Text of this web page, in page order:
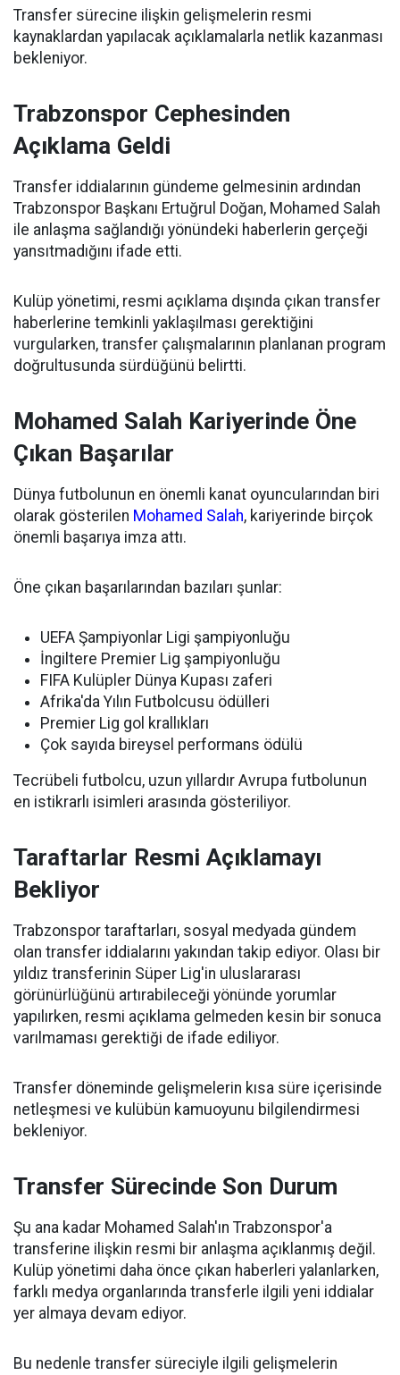
Transfer sürecine ilişkin gelişmelerin resmi
kaynaklardan yapılacak açıklamalarla netlik kazanması
bekleniyor.
Trabzonspor Cephesinden
Açıklama Geldi
Transfer iddialarının gündeme gelmesinin ardından
Trabzonspor Başkanı Ertuğrul Doğan, Mohamed Salah
ile anlaşma sağlandığı yönündeki haberlerin gerçeği
yansıtmadığını ifade etti.
Kulüp yönetimi, resmi açıklama dışında çıkan transfer
haberlerine temkinli yaklaşılması gerektiğini
vurgularken, transfer çalışmalarının planlanan program
doğrultusunda sürdüğünü belirtti.
Mohamed Salah Kariyerinde Öne
Çıkan Başarılar
Dünya futbolunun en önemli kanat oyuncularından biri
olarak gösterilen Mohamed Salah, kariyerinde birçok
önemli başarıya imza attı.
Öne çıkan başarılarından bazıları şunlar:
UEFA Şampiyonlar Ligi şampiyonluğu
İngiltere Premier Lig şampiyonluğu
FIFA Kulüpler Dünya Kupası zaferi
Afrika'da Yılın Futbolcusu ödülleri
Premier Lig gol krallıkları
Çok sayıda bireysel performans ödülü
Tecrübeli futbolcu, uzun yıllardır Avrupa futbolunun
en istikrarlı isimleri arasında gösteriliyor.
Taraftarlar Resmi Açıklamayı
Bekliyor
Trabzonspor taraftarları, sosyal medyada gündem
olan transfer iddialarını yakından takip ediyor. Olası bir
yıldız transferinin Süper Lig'in uluslararası
görünürlüğünü artırabileceği yönünde yorumlar
yapılırken, resmi açıklama gelmeden kesin bir sonuca
varılmaması gerektiği de ifade ediliyor.
Transfer döneminde gelişmelerin kısa süre içerisinde
netleşmesi ve kulübün kamuoyunu bilgilendirmesi
bekleniyor.
Transfer Sürecinde Son Durum
Şu ana kadar Mohamed Salah'ın Trabzonspor'a
transferine ilişkin resmi bir anlaşma açıklanmış değil.
Kulüp yönetimi daha önce çıkan haberleri yalanlarken,
farklı medya organlarında transferle ilgili yeni iddialar
yer almaya devam ediyor.
Bu nedenle transfer süreciyle ilgili gelişmelerin